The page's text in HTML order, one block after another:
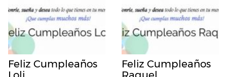
Feliz Cumpleaños
Feliz Cumpleaños